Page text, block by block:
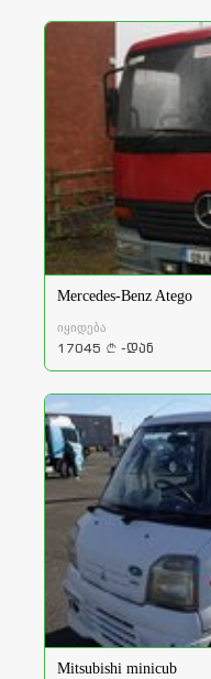
Mercedes-Benz Atego
იყიდება
17045 a -დან
Mitsubishi minicub